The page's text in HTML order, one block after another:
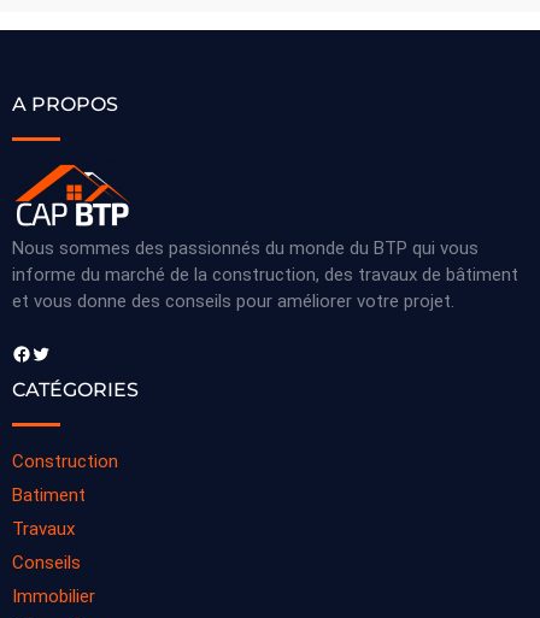
A PROPOS
Nous sommes des passionnés du monde du BTP qui vous
informe du marché de la construction, des travaux de bâtiment
et vous donne des conseils pour améliorer votre projet.
Facebook Twitter
CATÉGORIES
Construction
Batiment
Travaux
Conseils
Immobilier